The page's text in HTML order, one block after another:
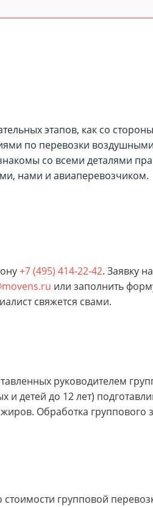
этапов, как со стороны
по перевозки
со всеми деталями
нами и авиаперевозчиком.
+7 (495) 414-22-42. Заявку на
или заполнить
свяжется свами.
руководителем
и детей до 12 лет)
Обработка группового
групповой